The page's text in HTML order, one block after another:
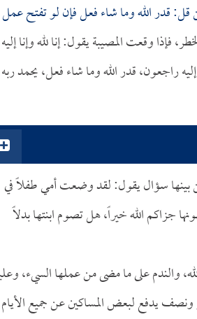
قدر الله وما شاء فعل فإن لو تفتح عمل
وقعت المصيبة يقول: إنا لله وإنا إليه
راجعون، قدر الله وما شاء فعل، يحمد ربه
سؤال يقول: لقد وضعت أمي طفلاً في
الله خيراً، هل تصوم ابنتها بدلاً
والندم على ما مضى من عملها السيء،
يدفع لبعض المساكين عن جميع الأيام